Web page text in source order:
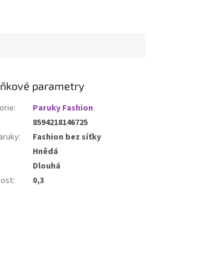
parametry
:
Paruky Fashion
8594218146725
:
Fashion bez síťky
Hnědá
Dlouhá
: 0,3